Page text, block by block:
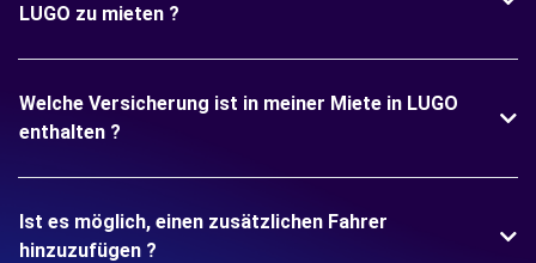
LUGO zu mieten ?
Welche Versicherung ist in meiner Miete in LUGO
enthalten ?
Ist es möglich, einen zusätzlichen Fahrer
hinzuzufügen ?